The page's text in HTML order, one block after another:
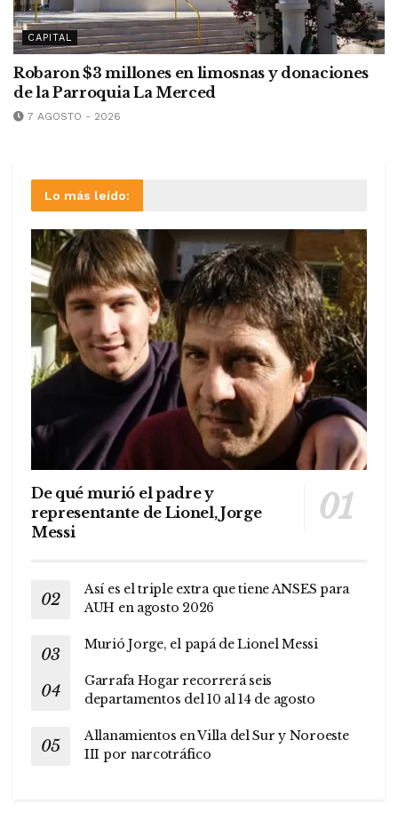
CAPITAL
Robaron $3 millones en limosnas y donaciones
de la Parroquia La Merced
7 AGOSTO - 2026
Lo más leído:
De qué murió el padre y
representante de Lionel, Jorge
Messi
Así es el triple extra que tiene ANSES para
AUH en agosto 2026
Murió Jorge, el papá de Lionel Messi
Garrafa Hogar recorrerá seis
departamentos del 10 al 14 de agosto
Allanamientos en Villa del Sur y Noroeste
III por narcotráfico